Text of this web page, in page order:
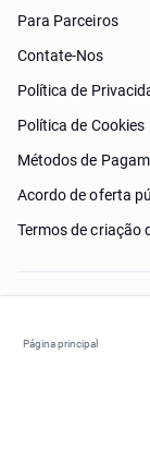
Página principal
Para Parceiros
Contate-Nos
Política de
Política de Cookies
Métodos de
Acordo de oferta
Termos de criação